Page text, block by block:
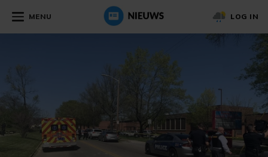
MENU LOG IN